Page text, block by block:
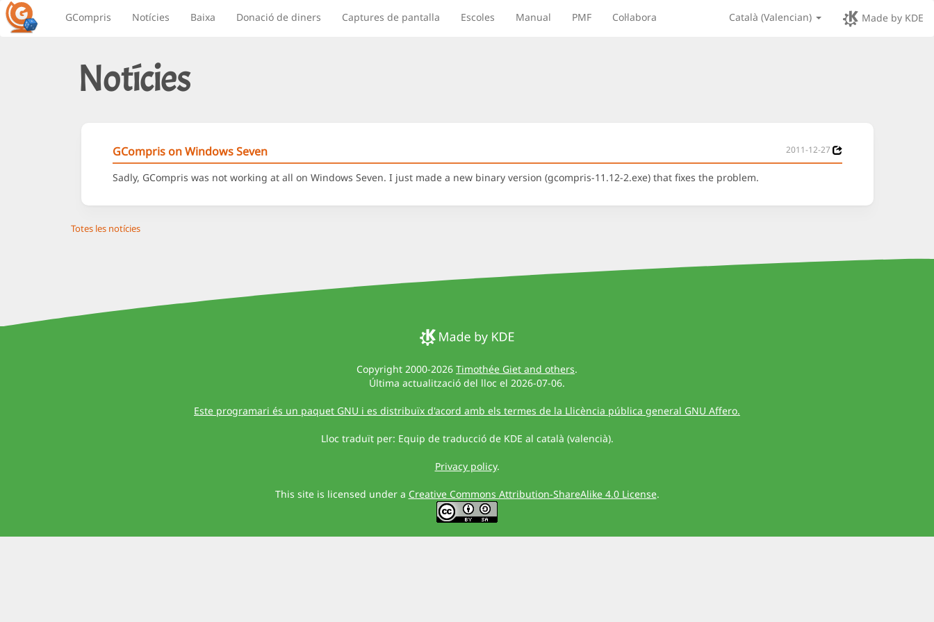
GCompris Notícies Baixa Donació de diners Captures de pantalla Escoles Manual PMF Col·labora Català (Valencian) Made by KDE
Notícies
GCompris on Windows Seven 2011-12-27
Sadly, GCompris was not working at all on Windows Seven. I just made a new binary version (gcompris-11.12-2.exe) that fixes the problem.
Totes les notícies
Copyright 2000-2026 Timothée Giet and others.
Última actualització del lloc el 2026-07-06.
Este programari és un paquet GNU i es distribuïx d'acord amb els termes de la Llicència pública general GNU Affero.
Lloc traduït per: Equip de traducció de KDE al català (valencià).
Privacy policy.
This site is licensed under a Creative Commons Attribution-ShareAlike 4.0 License.